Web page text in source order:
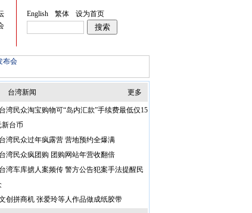
English 繁体 设为首页
布会
更多
台湾新闻
台湾民众淘宝购物可“岛内汇款”手续费最低仅15
新台币
台湾民众过年疯露营 营地预约全爆满
台湾民众疯团购 团购网站年营收翻倍
台湾车库掳人案频传 警方公告犯案手法提醒民
创拼商机 张爱玲等人作品做成纸胶带